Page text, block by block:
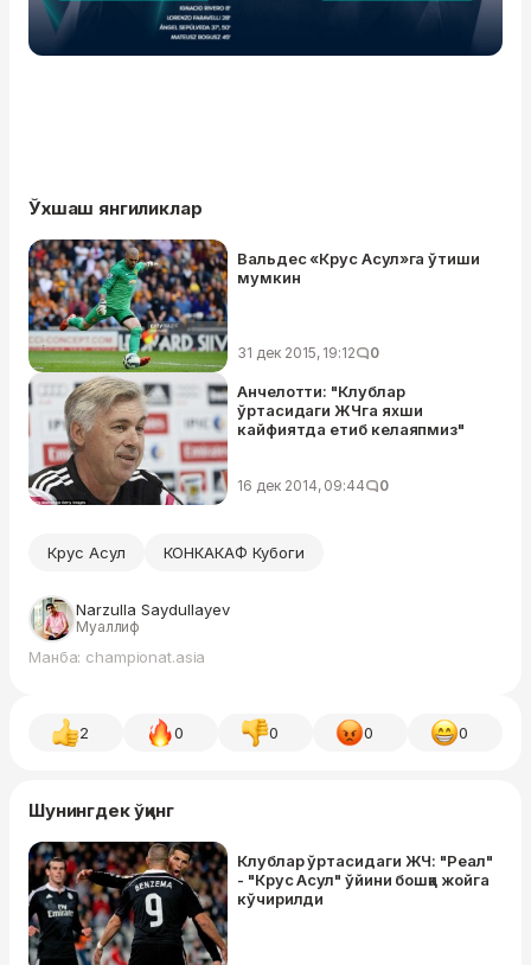
Ўхшаш янгиликлар
Вальдес «Крус Асул»га ўтиши
мумкин
31 дек 2015, 19:12 0
Анчелотти: "Клублар
ўртасидаги ЖЧга яхши
кайфиятда етиб келаяпмиз"
16 дек 2014, 09:44 0
Крус Асул КОНКАКАФ Кубоги
Narzulla Saydullayev
Муаллиф
Манба: championat.asia
2 0 0 0 0
Шунингдек ўқинг
Клублар ўртасидаги ЖЧ: "Реал"
- "Крус Асул" ўйини бошқа жойга
кўчирилди